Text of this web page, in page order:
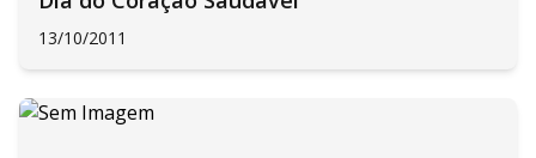
13/10/2011